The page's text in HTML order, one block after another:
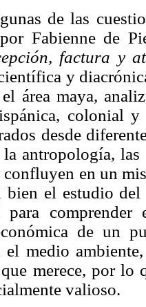
de las
Fabienne de
factura y
y
área maya,
colonial
desde
antropología, las
confluyen en un
el estudio del
para
de un
medio
merece, por lo
valioso.